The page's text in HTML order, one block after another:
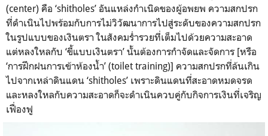
(center) คือ ‘shitholes’ อันแหล่งกำเนิดของผู้อพยพ ความสกปรก
ที่ดำเนินไปพร้อมกับการไม่วิวัฒนาการไปสู่ระดับของความสกปรก
ในรูปแบบของเงินตรา ในสังคมร่ำรวยที่เต็มไปด้วยความสะอาด
แต่หลงใหลกับ ‘ขี้แบบเงินตรา’ นั้นต้องการกำจัดและจัดการ [หรือ
‘การฝึกฝนการเข้าห้องน้ำ’ (toilet training)] ความสกปรกที่ล้นเกิน
ไปจากเหล่าดินแดน ‘shitholes’ เพราะดินแดนที่สะอาดหมดจรด
และหลงใหลกับความสะอาดก็จะดำเนินควบคู่กับกิจการเงินที่เจริญ
เฟื่องฟู